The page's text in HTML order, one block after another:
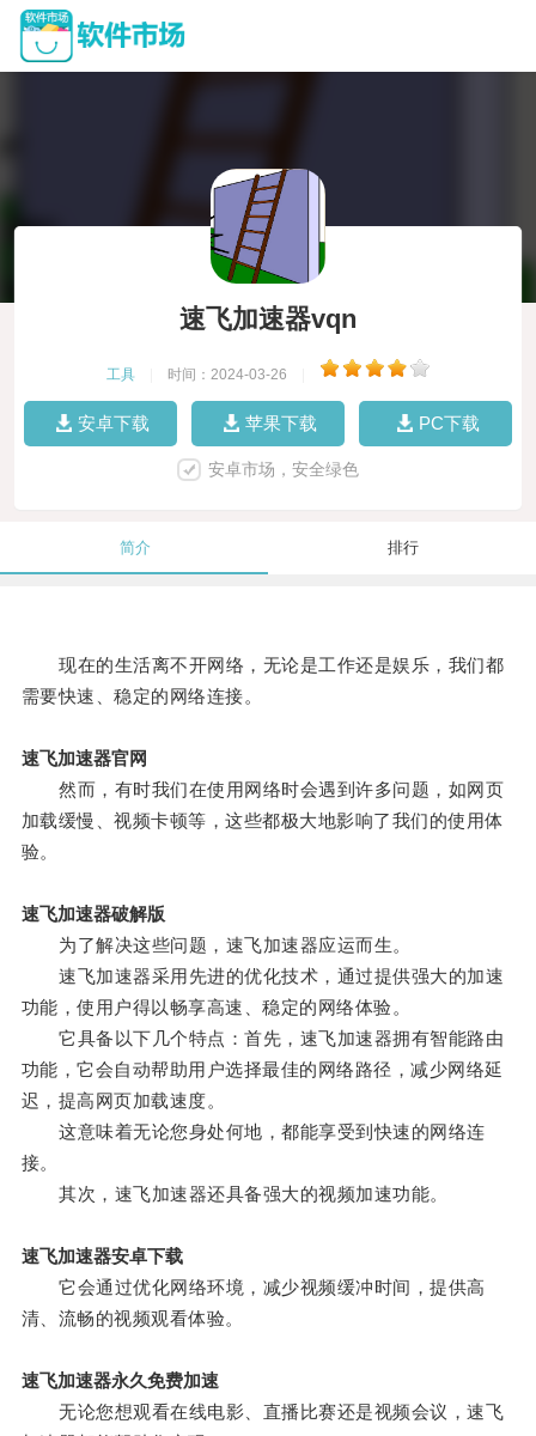
速飞加速器vqn
工具 时间：2024-03-26
安卓下载 苹果下载 PC下载
安卓市场，安全绿色
简介 排行
现在的生活离不开网络，无论是工作还是娱乐，我们都
需要快速、稳定的网络连接。
速飞加速器官网
然而，有时我们在使用网络时会遇到许多问题，如网页
加载缓慢、视频卡顿等，这些都极大地影响了我们的使用体
验。
速飞加速器破解版
为了解决这些问题，速飞加速器应运而生。
速飞加速器采用先进的优化技术，通过提供强大的加速
功能，使用户得以畅享高速、稳定的网络体验。
它具备以下几个特点：首先，速飞加速器拥有智能路由
功能，它会自动帮助用户选择最佳的网络路径，减少网络延
迟，提高网页加载速度。
这意味着无论您身处何地，都能享受到快速的网络连
接。
其次，速飞加速器还具备强大的视频加速功能。
速飞加速器安卓下载
它会通过优化网络环境，减少视频缓冲时间，提供高
清、流畅的视频观看体验。
速飞加速器永久免费加速
无论您想观看在线电影、直播比赛还是视频会议，速飞